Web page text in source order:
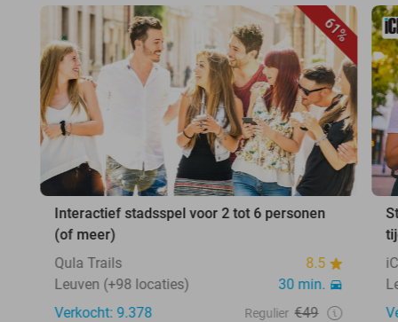
61%
Interactief stadsspel voor 2 tot 6 personen
(of meer)
Qula Trails
8.5
Leuven (+98 locaties)
30 min.
Verkocht: 9.378
Regulier €49